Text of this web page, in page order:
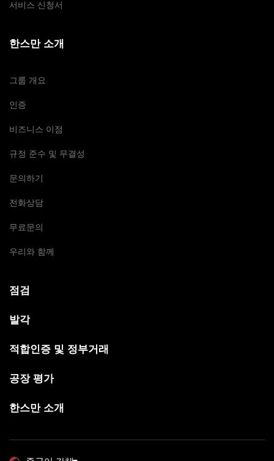
서비스 신청서
한스만 소개
그룹 개요
인증
비즈니스 이점
규정 준수 및 무결성
문의하기
전화상담
무료문의
우리와 함께
점검
발각
적합인증 및 정부거래
공장 평가
한스만 소개